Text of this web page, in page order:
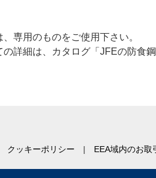
専用のものをご使用下さい。
詳細は、カタログ「JFEの防食
クッキーポリシー EEA域内のお